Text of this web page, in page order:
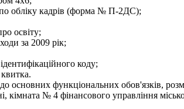
обліку кадрів (форма № П-2ДС);
освіту;
за 2009 рік;
коду;
квитка.
основних функціональних обов'язків,
кімната № 4 фінансового управління